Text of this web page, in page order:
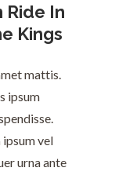
Ride In
Kings
mattis.
ipsum
vel
urna ante